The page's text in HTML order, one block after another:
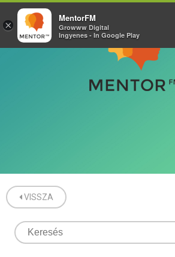
VISSZA
×
MentorFM
Growww Digital
Ingyenes - In Google Play